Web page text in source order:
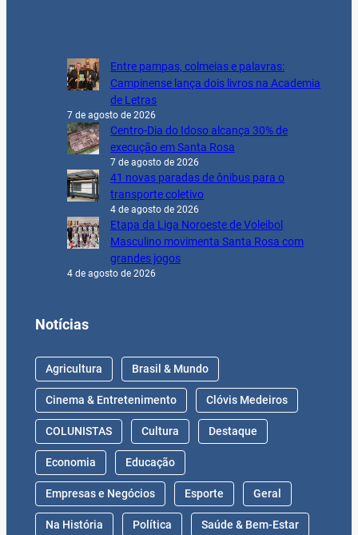
Entre pampas, colmeias e palavras:
Campinense lança dois livros na Academia
de Letras
7 de agosto de 2026
Centro-Dia do Idoso alcança 30% de
execução em Santa Rosa
7 de agosto de 2026
41 novas paradas de ônibus para o
transporte coletivo
4 de agosto de 2026
Etapa da Liga Noroeste de Voleibol
Masculino movimenta Santa Rosa com
grandes jogos
4 de agosto de 2026
Notícias
Agricultura Brasil & Mundo
Cinema & Entretenimento Clóvis Medeiros
COLUNISTAS Cultura Destaque
Economia Educação
Empresas e Negócios Esporte Geral
Na História Política Saúde & Bem-Estar